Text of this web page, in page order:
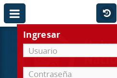
Ingresar